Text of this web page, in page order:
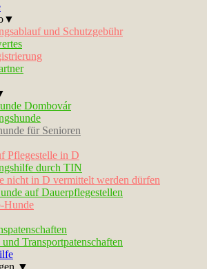
und Schutzgebühr
Dombovár
für Senioren
Pflegestelle in D
durch TIN
nicht in D vermittelt werden dürfen
auf Dauerpflegestellen
Hunde
Transportpatenschaften
▼